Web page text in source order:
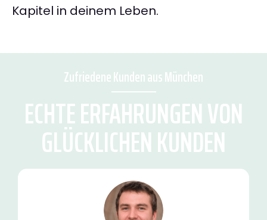
Kapitel in deinem Leben.
Zufriedene Kunden aus München
ECHTE ERFAHRUNGEN VON
GLÜCKLICHEN KUNDEN